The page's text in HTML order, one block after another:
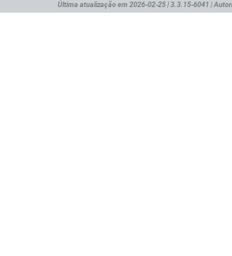
Última atualização em 2026-02-25 | 3.3.15-6041 |